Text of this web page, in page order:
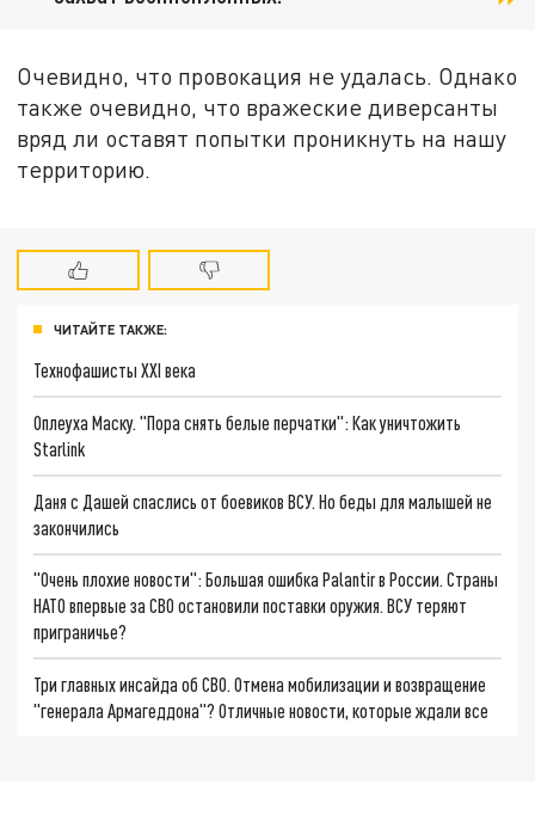
Очевидно, что провокация не удалась. Однако
также очевидно, что вражеские диверсанты
вряд ли оставят попытки проникнуть на нашу
территорию.
ЧИТАЙТЕ ТАКЖЕ:
Технофашисты XXI века
Оплеуха Маску. "Пора снять белые перчатки": Как уничтожить
Starlink
Даня с Дашей спаслись от боевиков ВСУ. Но беды для малышей не
закончились
"Очень плохие новости": Большая ошибка Palantir в России. Страны
НАТО впервые за СВО остановили поставки оружия. ВСУ теряют
приграничье?
Три главных инсайда об СВО. Отмена мобилизации и возвращение
"генерала Армагеддона"? Отличные новости, которые ждали все